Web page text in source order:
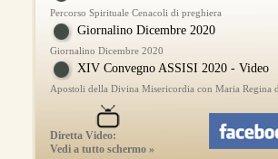
Percorso Spirituale Cenacoli di preghiera
Giornalino Dicembre 2020
Giornalino Dicembre 2020
XIV Convegno ASSISI 2020 - Video
Apostoli della Divina Misericordia con Maria Regina
Diretta Video:
Vedi a tutto schermo »